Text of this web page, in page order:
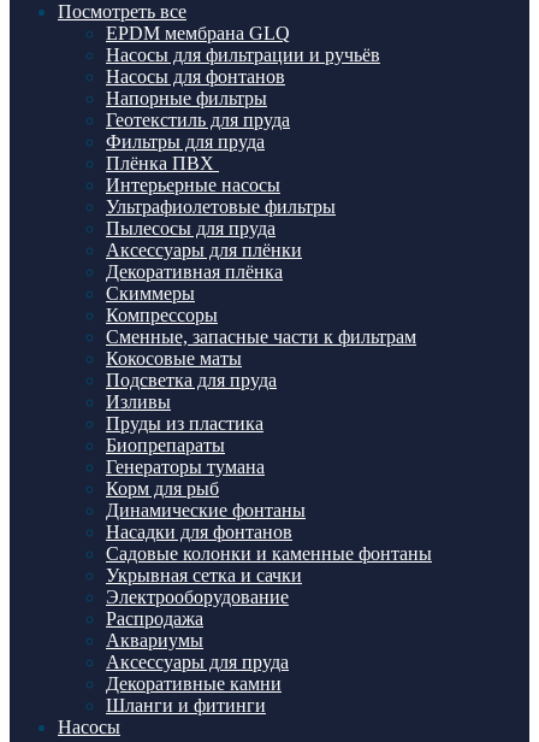
Посмотреть все
EPDM мембрана GLQ
Насосы для фильтрации и ручьёв
Насосы для фонтанов
Напорные фильтры
Геотекстиль для пруда
Фильтры для пруда
Плёнка ПВХ
Интерьерные насосы
Ультрафиолетовые фильтры
Пылесосы для пруда
Аксессуары для плёнки
Декоративная плёнка
Скиммеры
Компрессоры
Сменные, запасные части к фильтрам
Кокосовые маты
Подсветка для пруда
Изливы
Пруды из пластика
Биопрепараты
Генераторы тумана
Корм для рыб
Динамические фонтаны
Насадки для фонтанов
Садовые колонки и каменные фонтаны
Укрывная сетка и сачки
Электрооборудование
Распродажа
Аквариумы
Аксессуары для пруда
Декоративные камни
Шланги и фитинги
Насосы